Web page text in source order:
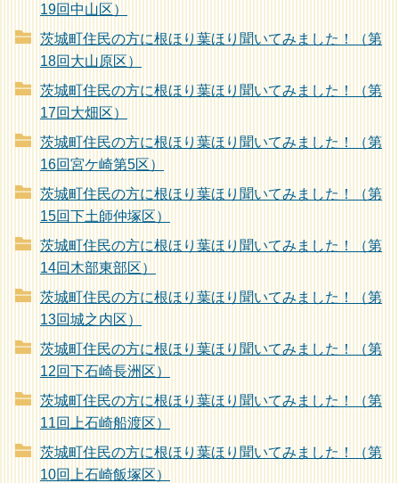
19回中山区）
茨城町住民の方に根ほり葉ほり聞いてみました！（第
18回大山原区）
茨城町住民の方に根ほり葉ほり聞いてみました！（第
17回大畑区）
茨城町住民の方に根ほり葉ほり聞いてみました！（第
16回宮ケ崎第5区）
茨城町住民の方に根ほり葉ほり聞いてみました！（第
15回下土師仲塚区）
茨城町住民の方に根ほり葉ほり聞いてみました！（第
14回木部東部区）
茨城町住民の方に根ほり葉ほり聞いてみました！（第
13回城之内区）
茨城町住民の方に根ほり葉ほり聞いてみました！（第
12回下石崎長洲区）
茨城町住民の方に根ほり葉ほり聞いてみました！（第
11回上石崎船渡区）
茨城町住民の方に根ほり葉ほり聞いてみました！（第
10回上石崎飯塚区）